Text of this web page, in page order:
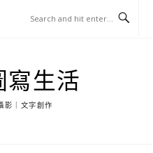
寫生活
影｜文字創作